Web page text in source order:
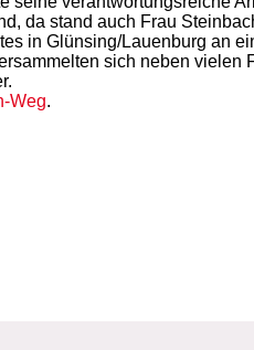
da stand auch Frau
in Glünsing/Lauenburg an
sich neben
Weg.